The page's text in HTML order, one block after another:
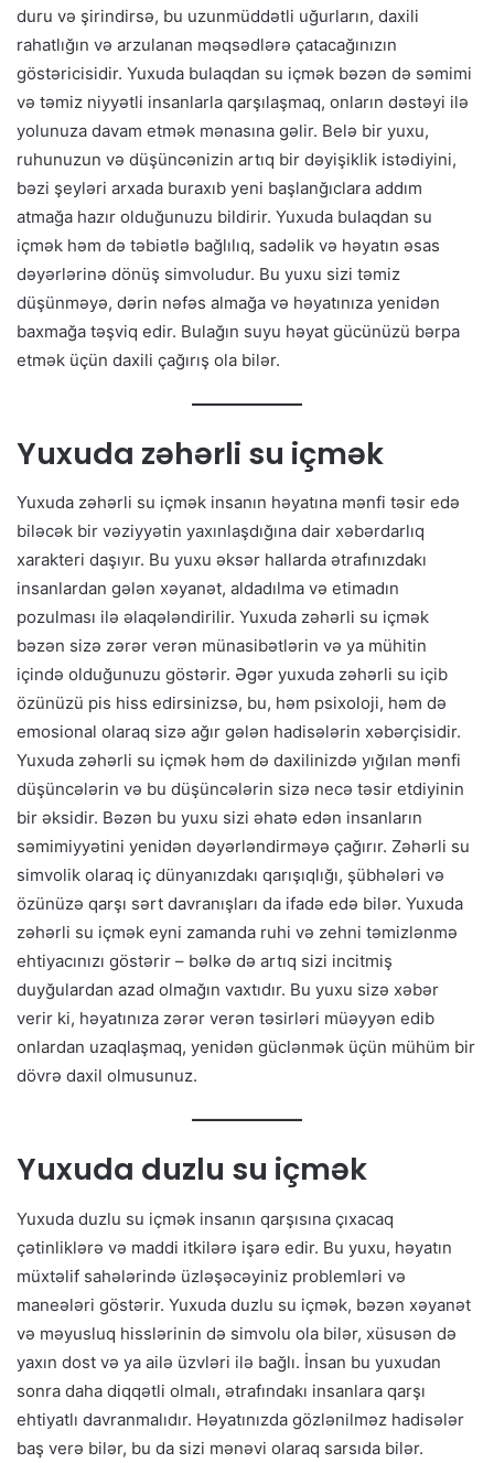
duru və şirindirsə, bu uzunmüddətli uğurların, daxili
rahatlığın və arzulanan məqsədlərə çatacağınızın
göstəricisidir. Yuxuda bulaqdan su içmək bəzən də səmimi
və təmiz niyyətli insanlarla qarşılaşmaq, onların dəstəyi ilə
yolunuza davam etmək mənasına gəlir. Belə bir yuxu,
ruhunuzun və düşüncənizin artıq bir dəyişiklik istədiyini,
bəzi şeyləri arxada buraxıb yeni başlanğıclara addım
atmağa hazır olduğunuzu bildirir. Yuxuda bulaqdan su
içmək həm də təbiətlə bağlılıq, sadəlik və həyatın əsas
dəyərlərinə dönüş simvoludur. Bu yuxu sizi təmiz
düşünməyə, dərin nəfəs almağa və həyatınıza yenidən
baxmağa təşviq edir. Bulağın suyu həyat gücünüzü bərpa
etmək üçün daxili çağırış ola bilər.
Yuxuda zəhərli su içmək
Yuxuda zəhərli su içmək insanın həyatına mənfi təsir edə
biləcək bir vəziyyətin yaxınlaşdığına dair xəbərdarlıq
xarakteri daşıyır. Bu yuxu əksər hallarda ətrafınızdakı
insanlardan gələn xəyanət, aldadılma və etimadın
pozulması ilə əlaqələndirilir. Yuxuda zəhərli su içmək
bəzən sizə zərər verən münasibətlərin və ya mühitin
içində olduğunuzu göstərir. Əgər yuxuda zəhərli su içib
özünüzü pis hiss edirsinizsə, bu, həm psixoloji, həm də
emosional olaraq sizə ağır gələn hadisələrin xəbərçisidir.
Yuxuda zəhərli su içmək həm də daxilinizdə yığılan mənfi
düşüncələrin və bu düşüncələrin sizə necə təsir etdiyinin
bir əksidir. Bəzən bu yuxu sizi əhatə edən insanların
səmimiyyətini yenidən dəyərləndirməyə çağırır. Zəhərli su
simvolik olaraq iç dünyanızdakı qarışıqlığı, şübhələri və
özünüzə qarşı sərt davranışları da ifadə edə bilər. Yuxuda
zəhərli su içmək eyni zamanda ruhi və zehni təmizlənmə
ehtiyacınızı göstərir – bəlkə də artıq sizi incitmiş
duyğulardan azad olmağın vaxtıdır. Bu yuxu sizə xəbər
verir ki, həyatınıza zərər verən təsirləri müəyyən edib
onlardan uzaqlaşmaq, yenidən güclənmək üçün mühüm bir
dövrə daxil olmusunuz.
Yuxuda duzlu su içmək
Yuxuda duzlu su içmək insanın qarşısına çıxacaq
çətinliklərə və maddi itkilərə işarə edir. Bu yuxu, həyatın
müxtəlif sahələrində üzləşəcəyiniz problemləri və
maneələri göstərir. Yuxuda duzlu su içmək, bəzən xəyanət
və məyusluq hisslərinin də simvolu ola bilər, xüsusən də
yaxın dost və ya ailə üzvləri ilə bağlı. İnsan bu yuxudan
sonra daha diqqətli olmalı, ətrafındakı insanlara qarşı
ehtiyatlı davranmalıdır. Həyatınızda gözlənilməz hadisələr
baş verə bilər, bu da sizi mənəvi olaraq sarsıda bilər.